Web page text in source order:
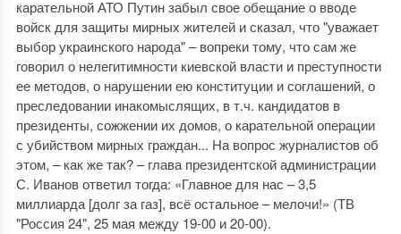
карательной АТО Путин забыл свое обещание о вводе
войск для защиты мирных жителей и сказал, что "уважает
выбор украинского народа" – вопреки тому, что сам же
говорил о нелегитимности киевской власти и преступности
ее методов, о нарушении ею конституции и соглашений, о
преследовании инакомыслящих, в т.ч. кандидатов в
президенты, сожжении их домов, о карательной операции
с убийством мирных граждан... На вопрос журналистов об
этом, – как же так? – глава президентской администрации
С. Иванов ответил тогда: «Главное для нас – 3,5
миллиарда [долг за газ], всё остальное – мелочи!» (ТВ
"Россия 24", 25 мая между 19-00 и 20-00).